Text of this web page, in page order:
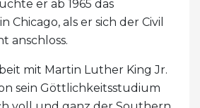
er ab 1965 das
Chicago, als er sich der Civil
anschloss.
mit Martin Luther King Jr.
sein Göttlichkeitsstudium